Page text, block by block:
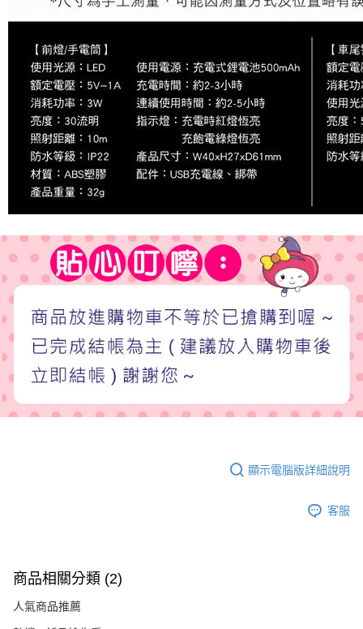
顯示電腦版詳細說明
客服
商品相關分類 (2)
人氣商品推薦